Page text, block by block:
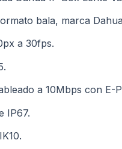
bala, marca
a 30fps.
a 10Mbps con E-
IP67.